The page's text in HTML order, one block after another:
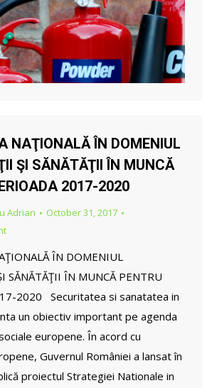
NAŢIONALĂ ÎN DOMENIUL
ŞI SĂNĂTĂŢII ÎN MUNCĂ
2017-2020
Adrian
October 31, 2017
ÎN DOMENIUL
SĂNĂTĂŢII ÎN MUNCĂ PENTRU
2020 Securitatea si sanatatea in
un obiectiv important pe agenda
europene. În acord cu
Guvernul României a lansat în
proiectul Strategiei Nationale in